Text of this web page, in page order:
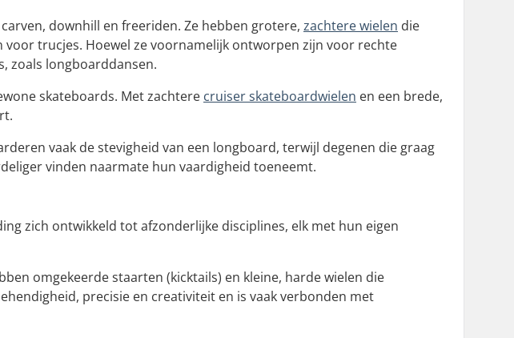
downhill en freeriden. Ze hebben grotere, zachtere wielen die
trucjes. Hoewel ze voornamelijk ontworpen zijn voor rechte
zoals longboarddansen.
skateboards. Met zachtere cruiser skateboardwielen en een brede,
vaak de stevigheid van een longboard, terwijl degenen die graag
vinden naarmate hun vaardigheid toeneemt.
zich ontwikkeld tot afzonderlijke disciplines, elk met hun eigen
omgekeerde staarten (kicktails) en kleine, harde wielen die
precisie en creativiteit en is vaak verbonden met